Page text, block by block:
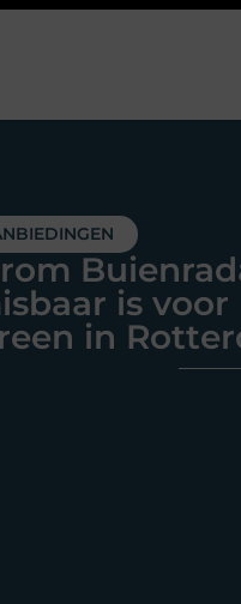
is voor
in